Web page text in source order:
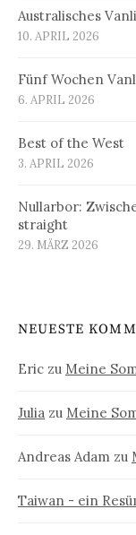
Australisches
10. APRIL 2026
Fünf Wochen
6. APRIL 2026
Best of the West
3. APRIL 2026
Nullarbor:
straight
29. MÄRZ 2026
NEUESTE
Eric zu Meine
Julia zu Meine
Andreas Adam zu
Taiwan - ein